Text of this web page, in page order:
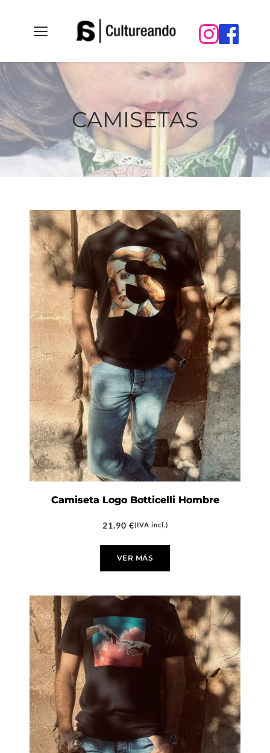
CAMISETAS
Camiseta Logo Botticelli Hombre
21.90 €(IVA incl.)
VER MÁS